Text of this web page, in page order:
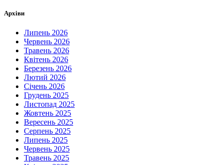
Архіви
Липень 2026
Червень 2026
Травень 2026
Квітень 2026
Березень 2026
Лютий 2026
Січень 2026
Грудень 2025
Листопад 2025
Жовтень 2025
Вересень 2025
Серпень 2025
Липень 2025
Червень 2025
Травень 2025